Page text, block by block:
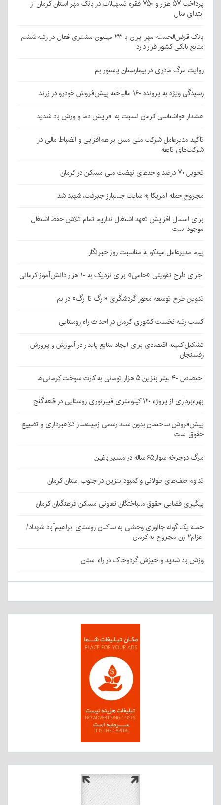
پرداخت ۵۷ هزار و ۷۵۰ فقره تسهیلات در بانک مهر استان کرمان از
ابتدای سال
بانک قرض‌الحسنه مهر ایران با ۲۳ میلیون مشتری فعال در رتبه ششم
منابع بانکی کشور قرار دارد
روایت مرگ مادری در بیمارستان پاستور بم
رسیدگی ویژه به پرونده ۱۶۰ مالباخته پیش‌فروش خودرو در زرند
هشدار هواشناسی کرمان نسبت به افزایش دما و وزش باد شدید
تأکید مدیرعامل شرکت ملی مس بر هم‌افزایی و انضباط مالی در
شرکت‌های تابعه
تحویل ۷۰ درصد واحدهای نهضت ملی مسکن در کرمان
مجروحِ حمله آمریکا به سایت جبالبارز جیرفت، شهید شد
برای امسال افزایش تعهد اشتغال نداریم تمام تلاش حفظ اشتغال
موجود است
پیام مدیرعامل میدکو به مناسبت روز خبرنگار
اجرای طرح تقویتی «حامی» برای نزدیک به ۱۰ هزار دانش‌آموز کرمانی
تدوین طرح توسعه محور گردشگری «ارگ تا ارگ» در بم
کسب رتبه نخست کشوری کرمان در احداث راه روستایی
تشکیل کمیته اقتصادی برای ایجاد منابع پایدار در آموزش و پرورش
رفسنجان
اختصاص ۴۰ لیتر بنزین ۵ هزار تومانی به کارت سوخت کرمانی‌ها
بهره‌برداری از پروژه ۱۲۰ کیلومتری فیبرنوری روستایی در قلعه‌گنج
پیش‌فروش ساختمان بدون سند رسمی زمینه‌ساز کلاهبرداری و تضییع
حقوق است
مرگ دوچرخه سوار۶۵ ساله در مسیر باغین
تداوم صف‌های طولانی و کمبود بنزین در جنوب استان کرمان
پیگیری قضایی حقوق مالباختگان تعاونی مسکن فرهنگیان کرمان
حمله یک گونه جانوری وحشی به ساکنان روستای ابراهیم‌آباد شهداد/
اعزام۲ زن مجروح به کرمان
وزش باد شدید و خیزش گردوخاک در راه استان